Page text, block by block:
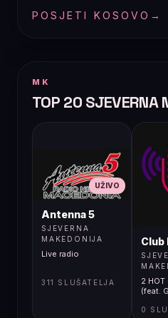
POSJETI KOSOVO →
MK
TOP 20 SJEVERNA
UŽIVO
Antenna 5
SJEVERNA
MAKEDONIJA
Live radio
311 SLUŠATELJA
Club
2
(feat.
0